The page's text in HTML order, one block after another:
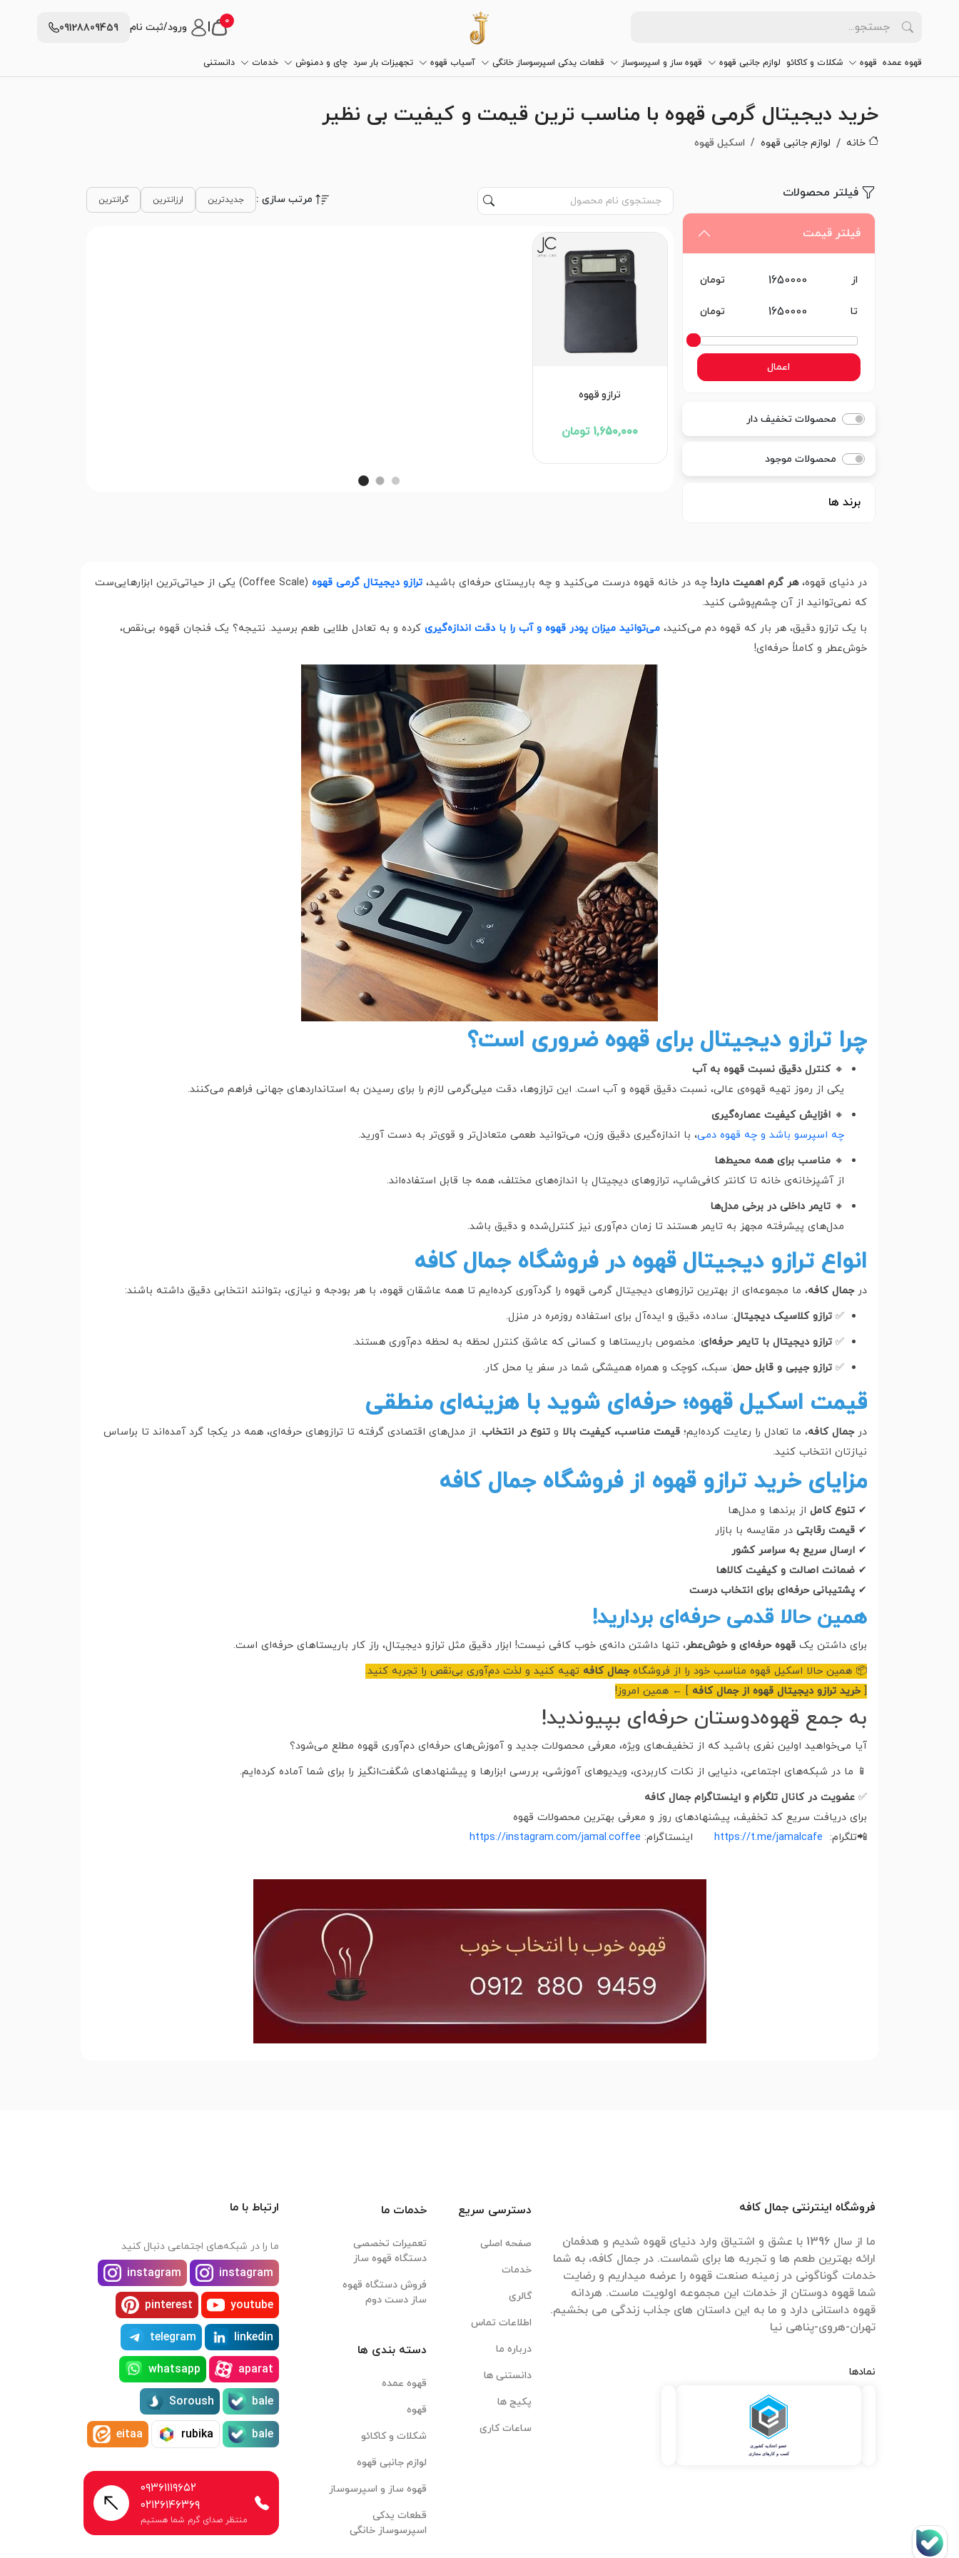
0 ورود/ثبت نام 09128809459
قهوه عمده قهوه شکلات و کاکائو لوازم جانبی قهوه قهوه ساز و اسپرسوساز قطعات یدکی اسپرسوساز خانگی آسیاب قهوه تجهیزات بار سرد چای و دمنوش خدمات دانستنی
خرید دیجیتال گرمی قهوه با مناسب ترین قیمت و کیفیت بی نظیر
خانه لوازم جانبی قهوه اسکیل قهوه
فیلتر محصولات
فیلتر قیمت
از تومان
تا تومان
اعمال
محصولات تخفیف دار
محصولات موجود
برند ها
مرتب سازی : جدیدترین ارزانترین گرانترین
ترازو قهوه
1,650,000 تومان
در دنیای قهوه،هر گرم اهمیت دارد!چه در خانه قهوه درست می‌کنید و چه باریستای حرفه‌ای باشید، ترازو دیجیتال گرمی قهوه
(Coffee Scale) یکی از حیاتی‌ترین ابزارهایی‌ست
که نمی‌توانید از آن چشم‌پوشی کنید.
با یک ترازو دقیق، هر بار که قهوه دم می‌کنید، می‌توانید میزان پودر قهوه و آب را با دقت اندازه‌گیریکرده و به تعادل طلایی طعم برسید. نتیجه؟ یک فنجان قهوه بی‌نقص،
خوش‌عطر و کاملاً حرفه‌ای!
چرا ترازو دیجیتال برای قهوه ضروری است؟
🔸کنترل دقیق نسبت قهوه به آب
یکی از رموز تهیه قهوه‌ی عالی، نسبت دقیق قهوه و آب است. این ترازوها، دقت میلی‌گرمی لازم را برای رسیدن به استانداردهای جهانی فراهم می‌کنند.
🔸 افزایش کیفیت عصاره‌گیری
چه اسپرسو باشد و چه قهوه دمی، با اندازه‌گیری دقیق وزن، می‌توانید طعمی متعادل‌تر و قوی‌تر به دست آورید.
🔸 مناسب برای همه محیط‌ها
از آشپزخانه‌ی خانه تا کانتر کافی‌شاپ، ترازوهای دیجیتال با اندازه‌های مختلف، همه جا قابل استفاده‌اند.
🔸 تایمر داخلی در برخی مدل‌ها
مدل‌های پیشرفته مجهز به تایمر هستند تا زمان دم‌آوری نیز کنترل‌شده و دقیق باشد.
انواع ترازو دیجیتال قهوه در فروشگاه جمال کافه
درجمال کافه، ما مجموعه‌ای از بهترین ترازوهای دیجیتال گرمی قهوه را گردآوری کرده‌ایم تا همه عاشقان قهوه، با هر بودجه و نیازی، بتوانند انتخابی دقیق داشته باشند:
✅ ترازو کلاسیک دیجیتال: ساده، دقیق و ایده‌آل برای استفاده روزمره در منزل.
✅ ترازو دیجیتال با تایمر حرفه‌ای: مخصوص باریستاها و کسانی که عاشق کنترل لحظه به لحظه دم‌آوری هستند.
✅ ترازو جیبی و قابل حمل: سبک، کوچک و همراه همیشگی شما در سفر یا محل کار.
قیمت اسکیل قهوه؛ حرفه‌ای شوید با هزینه‌ای منطقی
درجمال کافه، ما تعادل را رعایت کرده‌ایم؛ قیمت مناسب، کیفیت بالا و تنوع در انتخاب. از مدل‌های اقتصادی گرفته تا ترازوهای حرفه‌ای، همه در یکجا گرد آمده‌اند تا براساس
نیازتان انتخاب کنید.
مزایای خرید ترازو قهوه از فروشگاه جمال کافه
✔ تنوع کاملاز برندها و مدل‌ها
✔ قیمت رقابتیدر مقایسه با بازار
✔ ارسال سریع به سراسر کشور
✔ ضمانت اصالت و کیفیت کالاها
✔ پشتیبانی حرفه‌ای برای انتخاب درست
همین حالا قدمی حرفه‌ای بردارید!
برای داشتن یک قهوه حرفه‌ای و خوش‌عطر، تنها داشتن دانه‌ی خوب کافی نیست! ابزار دقیق مثل ترازو دیجیتال، راز کار باریستاهای حرفه‌ای است.
📦 همین حالا اسکیل قهوه مناسب خود را از فروشگاه جمال کافه تهیه کنید و لذت دم‌آوری بی‌نقص را تجربه کنید.
[ خرید ترازو دیجیتال قهوه از جمال کافه ] ← همین امروز!
به جمع قهوه‌دوستان حرفه‌ای بپیوندید!
آیا می‌خواهید اولین نفری باشید که از تخفیف‌های ویژه، معرفی محصولات جدید و آموزش‌های حرفه‌ای دم‌آوری قهوه مطلع می‌شود؟
📱 ما در شبکه‌های اجتماعی، دنیایی از نکات کاربردی، ویدیوهای آموزشی، بررسی ابزارها و پیشنهادهای شگفت‌انگیز را برای شما آماده کرده‌ایم.
✅ عضویت در کانال تلگرام و اینستاگرام جمال کافه
برای دریافت سریع کد تخفیف، پیشنهادهای روز و معرفی بهترین محصولات قهوه
📲تلگرام: https://t.me/jamalcafeاینستاگرام: https://instagram.com/jamal.coffee
فروشگاه اینترنتی جمال کافه
ما از سال 1396 با عشق و اشتیاق وارد دنیای قهوه شدیم و هدفمان
ارائه بهترین طعم ها و تجربه ها برای شماست. در جمال کافه، به شما
خدمات گوناگونی در زمینه صنعت قهوه را عرضه میداریم و رضایت
شما قهوه دوستان از خدمات این مجموعه اولویت ماست. هردانه
قهوه داستانی دارد و ما به این داستان های جذاب زندگی می بخشیم.
تهران-هروی-پناهی نیا
نمادها
دسترسی سریع
صفحه اصلی
خدمات
گالری
اطلاعات تماس
درباره ما
دانستنی ها
پکیج ها
ساعات کاری
خدمات ما
تعمیرات تخصصی
دستگاه قهوه ساز
فروش دستگاه قهوه
ساز دست دوم
دسته بندی ها
قهوه عمده
قهوه
شکلات و کاکائو
لوازم جانبی قهوه
قهوه ساز و اسپرسوساز
قطعات یدکی
اسپرسوساز خانگی
ارتباط با ما
ما را در شبکه‌های اجتماعی دنبال کنید
instagram
instagram
youtube
pinterest
linkedin
telegram
aparat
whatsapp
bale
Soroush
bale
rubika
eitaa
۰۹۳۶۱۱۱۹۶۵۲
۰۲۱۲۶۱۴۶۳۶۹
منتظر صدای گرم شما هستیم